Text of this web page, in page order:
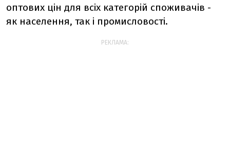
оптових цін для всіх категорій споживачів -
як населення, так і промисловості.
РЕКЛАМА: